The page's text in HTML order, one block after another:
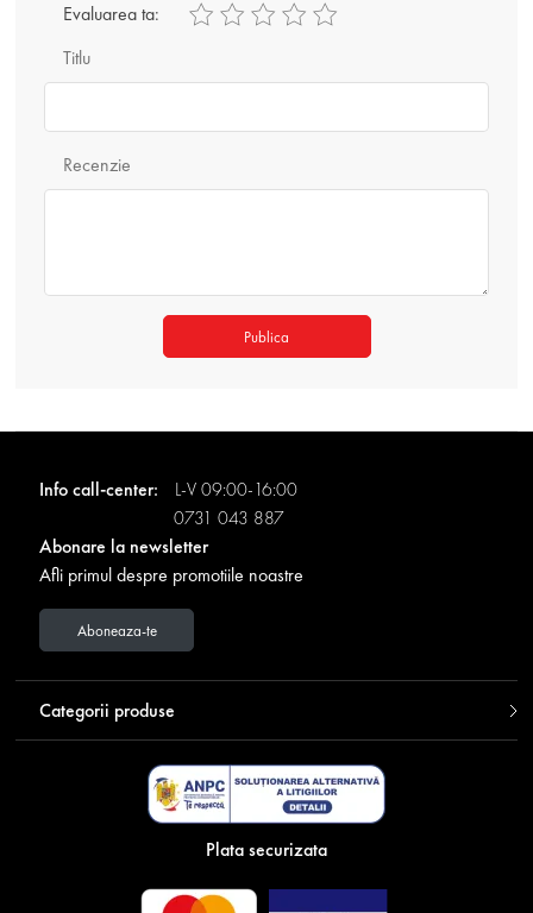
Titlu
Evaluarea ta:
Recenzie
Publica
Info call-center:
L-V 09:00-16:00
0731 043 887
Abonare la newsletter
Afli primul despre promotiile noastre
Aboneaza-te
Categorii produse
Plata securizata